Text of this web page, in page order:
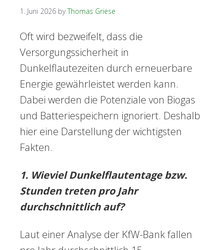
1. Juni 2026 byThomas Griese
Oft wird bezweifelt, dass die
Versorgungssicherheit in
Dunkelflautezeiten durch erneuerbare
Energie gewährleistet werden kann.
Dabei werden die Potenziale von Biogas
und Batteriespeichern ignoriert. Deshalb
hier eine Darstellung der wichtigsten
Fakten.
1. Wieviel Dunkelflautentage bzw.
Stunden treten pro Jahr
durchschnittlich auf?
Laut einer Analyse der KfW-Bank fallen